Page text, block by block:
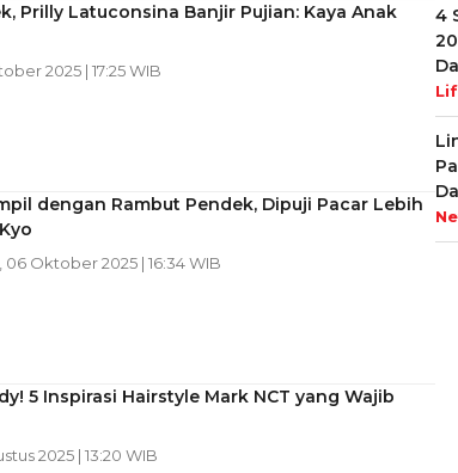
Prilly Latuconsina Banjir Pujian: Kaya Anak
2025 | 17:25 WIB
dengan Rambut Pendek, Dipuji Pacar Lebih
06 Oktober 2025 | 16:34 WIB
5 Inspirasi Hairstyle Mark NCT yang Wajib
2025 | 13:20 WIB
4